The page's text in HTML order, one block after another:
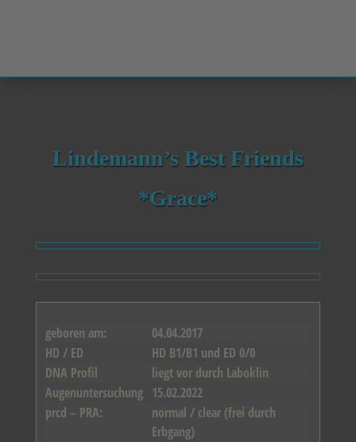
Lindemann’s Best Friends
*Grace*
geboren am:
04.04.2017
HD / ED
HD B1/B1 und ED 0/0
DNA Profil
liegt vor durch Laboklin
Augenuntersuchung 15.02.2022
prcd – PRA:
normal / clear (frei durch
Erbgang)